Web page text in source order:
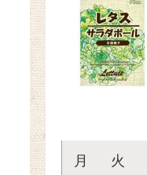
月 火